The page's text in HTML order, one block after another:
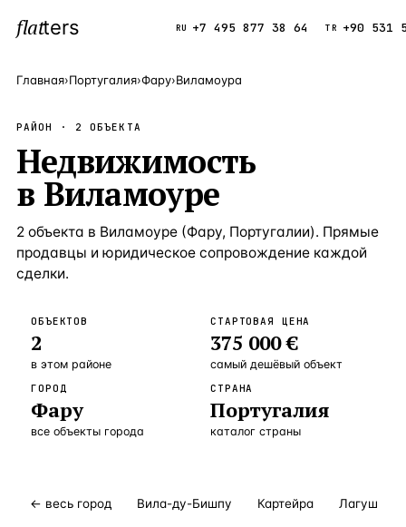
flatters RU +7 495 877 38 64 TR +90 531
ПОПУЛЯРНЫЕ НАПРАВЛЕНИЯ
Турция
Россия
Кипр —Страна 3 906
Греция —
Сочи —Локация Россия · 3
Алания
Бангкок — Локация
Стамбул —Локация Турция · 2
Главная›Португалия›Фару›Виламоура
РАЙОН · 2 ОБЪЕКТА
Недвижимость
в Виламоуре
2 объекта в Виламоуре (Фару, Португалии). Прямые
продавцы и юридическое сопровождение каждой
сделки.
ОБЪЕКТОВ
2
в этом районе
СТАРТОВАЯ ЦЕНА
375 000 €
самый дешёвый объект
ГОРОД
Фару
все объекты города
СТРАНА
Португалия
каталог страны
← весь город Вила-ду-Бишпу Картейра Лагуш